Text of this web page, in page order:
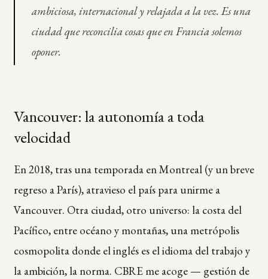
ambiciosa, internacional y relajada a la vez. Es una
ciudad que reconcilia cosas que en Francia solemos
oponer.
Vancouver: la autonomía a toda
velocidad
En 2018, tras una temporada en Montreal (y un breve
regreso a París), atravieso el país para unirme a
Vancouver. Otra ciudad, otro universo: la costa del
Pacífico, entre océano y montañas, una metrópolis
cosmopolita donde el inglés es el idioma del trabajo y
la ambición, la norma. CBRE me acoge — gestión de